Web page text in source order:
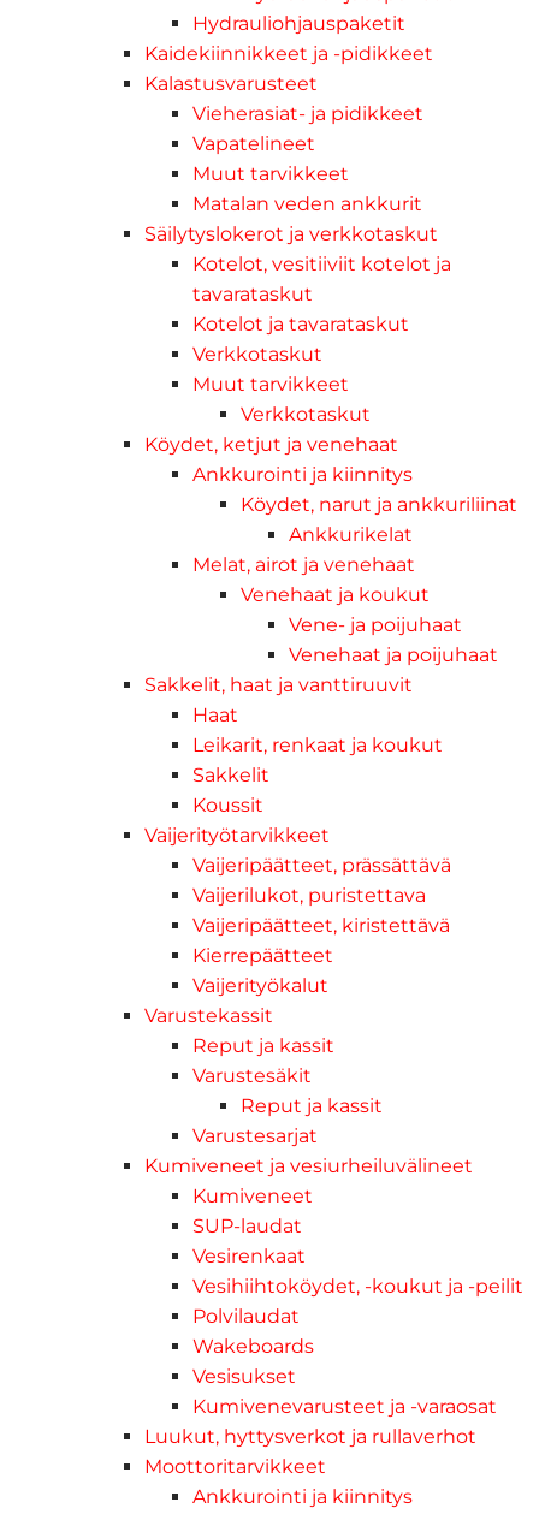
Hydrauliohjauspaketit
Kaidekiinnikkeet ja -pidikkeet
Kalastusvarusteet
Vieherasiat- ja pidikkeet
Vapatelineet
Muut tarvikkeet
Matalan veden ankkurit
Säilytyslokerot ja verkkotaskut
Kotelot, vesitiiviit kotelot ja
tavarataskut
Kotelot ja tavarataskut
Verkkotaskut
Muut tarvikkeet
Verkkotaskut
Köydet, ketjut ja venehaat
Ankkurointi ja kiinnitys
Köydet, narut ja ankkuriliinat
Ankkurikelat
Melat, airot ja venehaat
Venehaat ja koukut
Vene- ja poijuhaat
Venehaat ja poijuhaat
Sakkelit, haat ja vanttiruuvit
Haat
Leikarit, renkaat ja koukut
Sakkelit
Koussit
Vaijerityötarvikkeet
Vaijeripäätteet, prässättävä
Vaijerilukot, puristettava
Vaijeripäätteet, kiristettävä
Kierrepäätteet
Vaijerityökalut
Varustekassit
Reput ja kassit
Varustesäkit
Reput ja kassit
Varustesarjat
Kumiveneet ja vesiurheiluvälineet
Kumiveneet
SUP-laudat
Vesirenkaat
Vesihiihtoköydet, -koukut ja -peilit
Polvilaudat
Wakeboards
Vesisukset
Kumivenevarusteet ja -varaosat
Luukut, hyttysverkot ja rullaverhot
Moottoritarvikkeet
Ankkurointi ja kiinnitys